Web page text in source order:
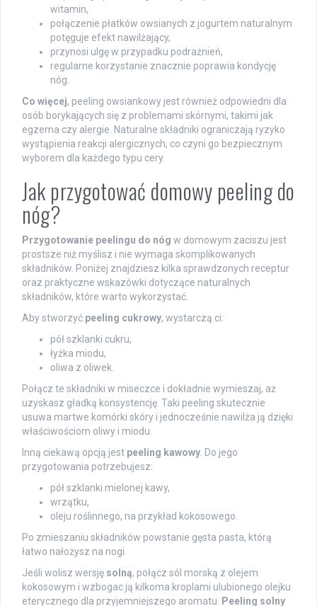
witamin,
połączenie płatków owsianych z jogurtem naturalnym
potęguje efekt nawilżający,
przynosi ulgę w przypadku podrażnień,
regularne korzystanie znacznie poprawia kondycję
nóg.
Co więcej, peeling owsiankowy jest również odpowiedni dla
osób borykających się z problemami skórnymi, takimi jak
egzema czy alergie. Naturalne składniki ograniczają ryzyko
wystąpienia reakcji alergicznych, co czyni go bezpiecznym
wyborem dla każdego typu cery.
Jak przygotować domowy peeling do
nóg?
Przygotowanie peelingu do nóg w domowym zaciszu jest
prostsze niż myślisz i nie wymaga skomplikowanych
składników. Poniżej znajdziesz kilka sprawdzonych receptur
oraz praktyczne wskazówki dotyczące naturalnych
składników, które warto wykorzystać.
Aby stworzyć peeling cukrowy, wystarczą ci:
pół szklanki cukru,
łyżka miodu,
oliwa z oliwek.
Połącz te składniki w miseczce i dokładnie wymieszaj, aż
uzyskasz gładką konsystencję. Taki peeling skutecznie
usuwa martwe komórki skóry i jednocześnie nawilża ją dzięki
właściwościom oliwy i miodu.
Inną ciekawą opcją jest peeling kawowy . Do jego
przygotowania potrzebujesz:
pół szklanki mielonej kawy,
wrzątku,
oleju roślinnego, na przykład kokosowego.
Po zmieszaniu składników powstanie gęsta pasta, którą
łatwo nałożysz na nogi.
Jeśli wolisz wersję solną, połącz sól morską z olejem
kokosowym i wzbogac ją kilkoma kroplami ulubionego olejku
eterycznego dla przyjemniejszego aromatu. Peeling solny